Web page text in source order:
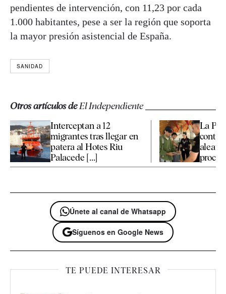
pendientes de intervención, con 11,23 por cada
1.000 habitantes, pese a ser la región que soporta
la mayor presión asistencial de España.
SANIDAD
Otros artículos deEl Independiente
Interceptan a 12
migrantes tras llegar en
patera al Hotes Riu
Palacede [...]
La
Únete al canal de Whatsapp
Síguenos en Google News
TE PUEDE INTERESAR